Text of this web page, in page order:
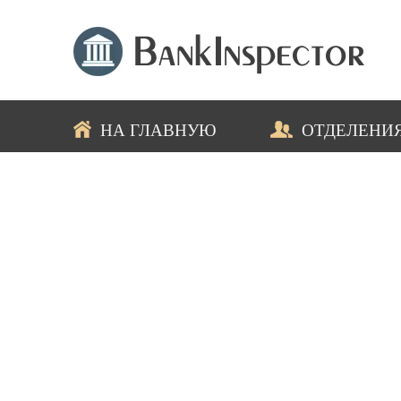
НА ГЛАВНУЮ